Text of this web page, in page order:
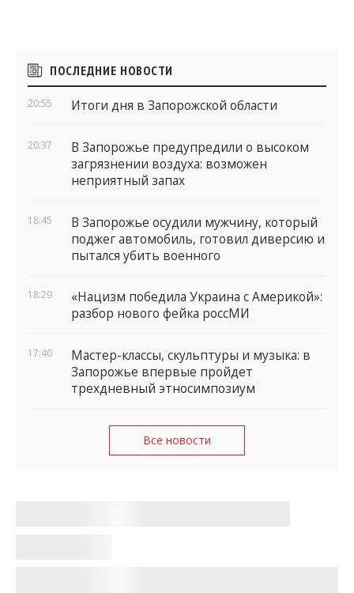
Боковые
виджеты
ПОСЛЕДНИЕ НОВОСТИ
20:55 Итоги дня в Запорожской области
20:37
В Запорожье предупредили о высоком
загрязнении воздуха: возможен
неприятный запах
18:45
В Запорожье осудили мужчину, который
поджег автомобиль, готовил диверсию и
пытался убить военного
18:29
«Нацизм победила Украина с Америкой»:
разбор нового фейка россМИ
17:40
Мастер-классы, скульптуры и музыка: в
Запорожье впервые пройдет
трехдневный этносимпозиум
Все новости